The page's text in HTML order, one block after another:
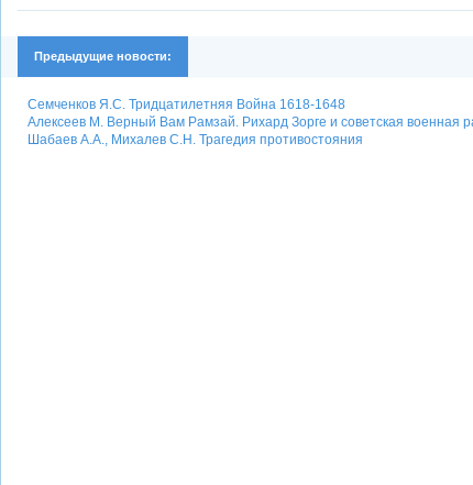
Предыдущие новости:
Семченков Я.С. Тридцатилетняя Война 1618-1648
Алексеев М. Верный Вам Рамзай. Рихард Зорге и советская военная
Шабаев А.А., Михалев С.Н. Трагедия противостояния